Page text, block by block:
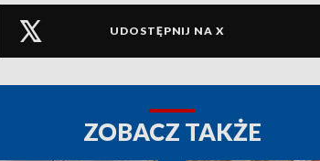
UDOSTĘPNIJ NA X
ZOBACZ TAKŻE